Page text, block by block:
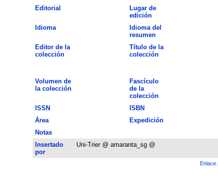
Editorial
Lugar de
edición
Idioma
Idioma del
resumen
Editor de la
colección
Título de la
colección
Volumen de
la colección
Fascículo
de la
colección
ISSN
ISBN
Área
Expedición
Notas
Insertado
por
Uni-Trier @ amaranta_sg @
Enlace